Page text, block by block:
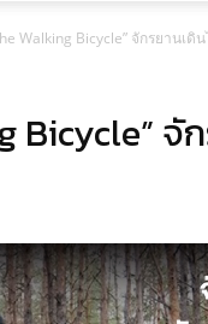
Walking Bicycle” จักรยานเ
Bicycle”